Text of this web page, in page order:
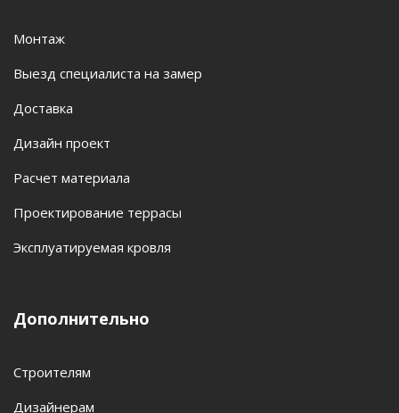
Монтаж
Выезд специалиста на замер
Доставка
Дизайн проект
Расчет материала
Проектирование террасы
Эксплуатируемая кровля
Дополнительно
Строителям
Дизайнерам